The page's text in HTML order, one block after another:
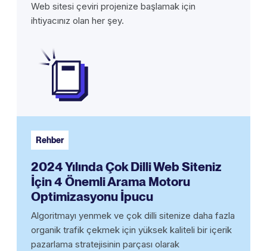
Web sitesi çeviri projenize başlamak için
ihtiyacınız olan her şey.
Rehber
2024 Yılında Çok Dilli Web Siteniz
İçin 4 Önemli Arama Motoru
Optimizasyonu İpucu
Algoritmayı yenmek ve çok dilli sitenize daha fazla
organik trafik çekmek için yüksek kaliteli bir içerik
pazarlama stratejisinin parçası olarak